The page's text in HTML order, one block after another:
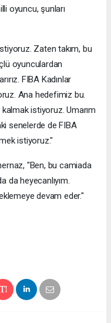
oyuncu, şunları
Zaten takım, bu
oyunculardan
FIBA Kadınlar
Ana hedefimiz bu.
istiyoruz. Umarım
senelerde de FIBA
istiyoruz."
"Ben, bu camiada
da heyecanlıyım.
devam eder."